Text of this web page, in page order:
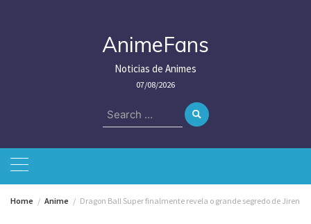
AnimeFans
Noticias de Animes
07/08/2026
Search
for:
Home Anime Dragon Ball Super finalmente revela o grande segredo de Jiren